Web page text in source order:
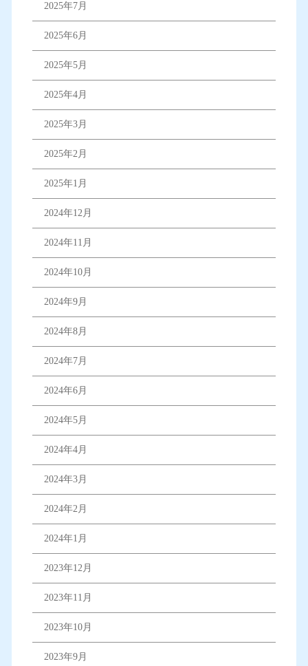
2025年7月
2025年6月
2025年5月
2025年4月
2025年3月
2025年2月
2025年1月
2024年12月
2024年11月
2024年10月
2024年9月
2024年8月
2024年7月
2024年6月
2024年5月
2024年4月
2024年3月
2024年2月
2024年1月
2023年12月
2023年11月
2023年10月
2023年9月